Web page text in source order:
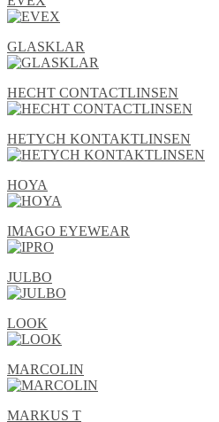
GLASKLAR
HECHT CONTACTLINSEN
HETYCH KONTAKTLINSEN
HOYA
IMAGO EYEWEAR
JULBO
LOOK
MARCOLIN
MARKUS T